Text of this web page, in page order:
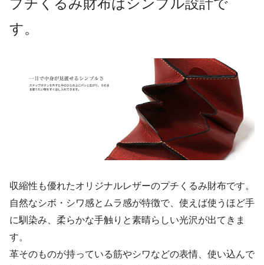
す。
収縮性も優れたオリジナルレザーのプチくるみ財布です。
自然なシボ・シワ感とムラ感が特徴で、使えば使うほど手
に馴染み、柔らかな手触りと素晴らしい光沢が出てきま
す。
革そのものが持っている筋やシワなどの表情、使い込んで